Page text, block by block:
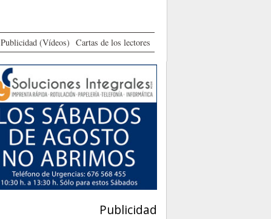
Publicidad (Vídeos) Cartas de los lectores
Publicidad